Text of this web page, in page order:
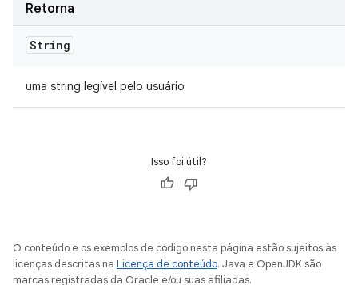
Retorna
String
uma string legível pelo usuário
Isso foi útil?
O conteúdo e os exemplos de código nesta página estão sujeitos às
licenças descritas na Licença de conteúdo. Java e OpenJDK são
marcas registradas da Oracle e/ou suas afiliadas.